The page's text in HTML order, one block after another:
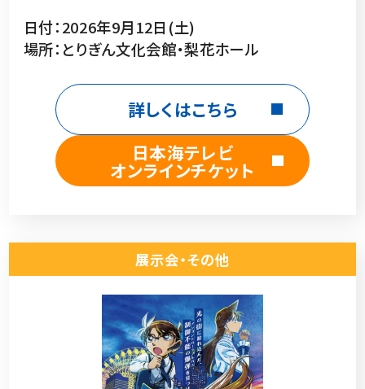
日付：2026年9月12日(土)
場所：とりぎん文化会館・梨花ホール
詳しくはこちら
日本海テレビ
オンラインチケット
展示会・その他